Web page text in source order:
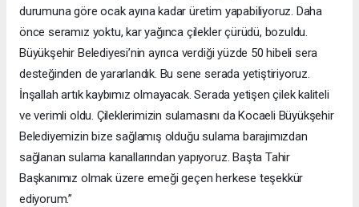
durumuna göre ocak ayına kadar üretim yapabiliyoruz. Daha
önce seramız yoktu, kar yağınca çilekler çürüdü, bozuldu.
Büyükşehir Belediyesi’nin ayrıca verdiği yüzde 50 hibeli sera
desteğinden de yararlandık. Bu sene serada yetiştiriyoruz.
İnşallah artık kaybımız olmayacak. Serada yetişen çilek kaliteli
ve verimli oldu. Çileklerimizin sulamasını da Kocaeli Büyükşehir
Belediyemizin bize sağlamış olduğu sulama barajımızdan
sağlanan sulama kanallarından yapıyoruz. Başta Tahir
Başkanımız olmak üzere emeği geçen herkese teşekkür
ediyorum.”